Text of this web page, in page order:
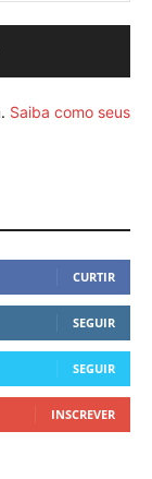
Saiba como seus
CURTIR
SEGUIR
SEGUIR
INSCREVER